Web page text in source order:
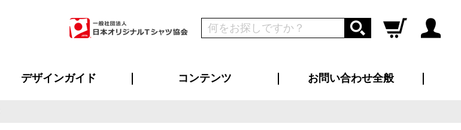
ログイン
デザインガイド コンテンツ お問い合わせ全般